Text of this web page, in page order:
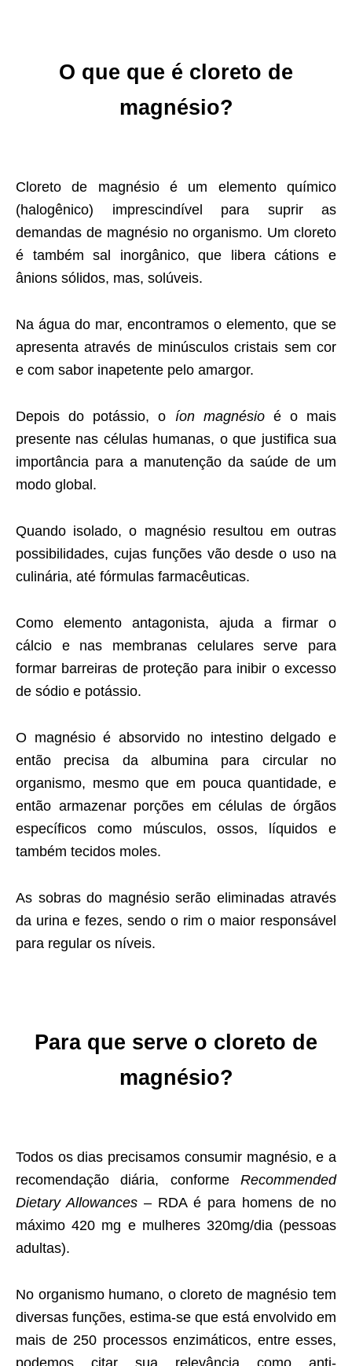
O que que é cloreto de
magnésio?
Cloreto de magnésio é um elemento químico
(halogênico) imprescindível para suprir as
demandas de magnésio no organismo. Um cloreto
é também sal inorgânico, que libera cátions e
ânions sólidos, mas, solúveis.
Na água do mar, encontramos o elemento, que se
apresenta através de minúsculos cristais sem cor
e com sabor inapetente pelo amargor.
Depois do potássio, o íon magnésioé o mais
presente nas células humanas, o que justifica sua
importância para a manutenção da saúde de um
modo global.
Quando isolado, o magnésio resultou em outras
possibilidades, cujas funções vão desde o uso na
culinária, até fórmulas farmacêuticas.
Como elemento antagonista, ajuda a firmar o
cálcio e nas membranas celulares serve para
formar barreiras de proteção para inibir o excesso
de sódio e potássio.
O magnésio é absorvido no intestino delgado e
então precisa da albumina para circular no
organismo, mesmo que em pouca quantidade, e
então armazenar porções em células de órgãos
específicos como músculos, ossos, líquidos e
também tecidos moles.
As sobras do magnésio serão eliminadas através
da urina e fezes, sendo o rim o maior responsável
para regular os níveis.
Para que serve o cloreto de
magnésio?
Todos os dias precisamos consumir magnésio, e a
recomendação diária, conforme Recommended
Dietary Allowances – RDA é para homens de no
máximo 420 mg e mulheres 320mg/dia (pessoas
adultas).
No organismo humano, o cloreto de magnésio tem
diversas funções, estima-se que está envolvido em
mais de 250 processos enzimáticos, entre esses,
podemos citar sua relevância como anti-